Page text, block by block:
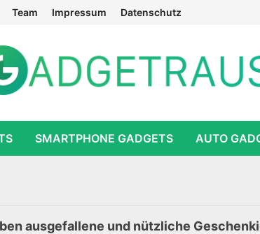
Team Impressum Datenschutz
SMARTPHONE GADGETS AUTO
ausgefallene und nützliche